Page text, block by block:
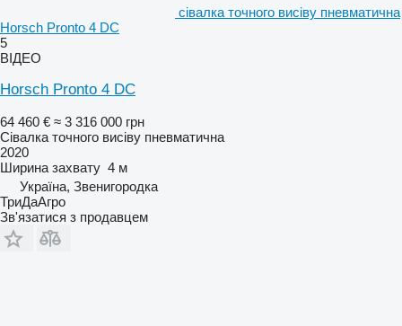
сівалка точного висіву пневматична
Horsch Pronto 4 DC
5
ВІДЕО
Horsch Pronto 4 DC
64 460 € ≈ 3 316 000 грн
Сівалка точного висіву пневматична
2020
Ширина захвату 4 м
Україна, Звенигородка
ТриДаАгро
Зв'язатися з продавцем